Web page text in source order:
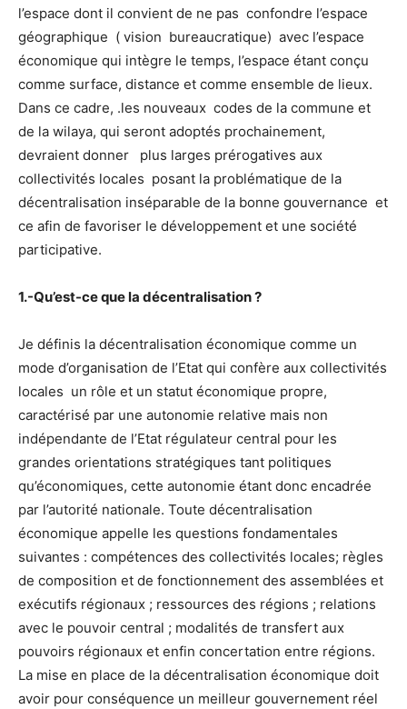
l’espace dont il convient de ne pas confondre l’espace
géographique ( vision bureaucratique) avec l’espace
économique qui intègre le temps, l’espace étant conçu
comme surface, distance et comme ensemble de lieux.
Dans ce cadre, .les nouveaux codes de la commune et
de la wilaya, qui seront adoptés prochainement,
devraient donner plus larges prérogatives aux
collectivités locales posant la problématique de la
décentralisation inséparable de la bonne gouvernance et
ce afin de favoriser le développement et une société
participative.
1.-Qu’est-ce que la décentralisation ?
Je définis la décentralisation économique comme un
mode d’organisation de l’Etat qui confère aux collectivités
locales un rôle et un statut économique propre,
caractérisé par une autonomie relative mais non
indépendante de l’Etat régulateur central pour les
grandes orientations stratégiques tant politiques
qu’économiques, cette autonomie étant donc encadrée
par l’autorité nationale. Toute décentralisation
économique appelle les questions fondamentales
suivantes : compétences des collectivités locales; règles
de composition et de fonctionnement des assemblées et
exécutifs régionaux ; ressources des régions ; relations
avec le pouvoir central ; modalités de transfert aux
pouvoirs régionaux et enfin concertation entre régions.
La mise en place de la décentralisation économique doit
avoir pour conséquence un meilleur gouvernement réel